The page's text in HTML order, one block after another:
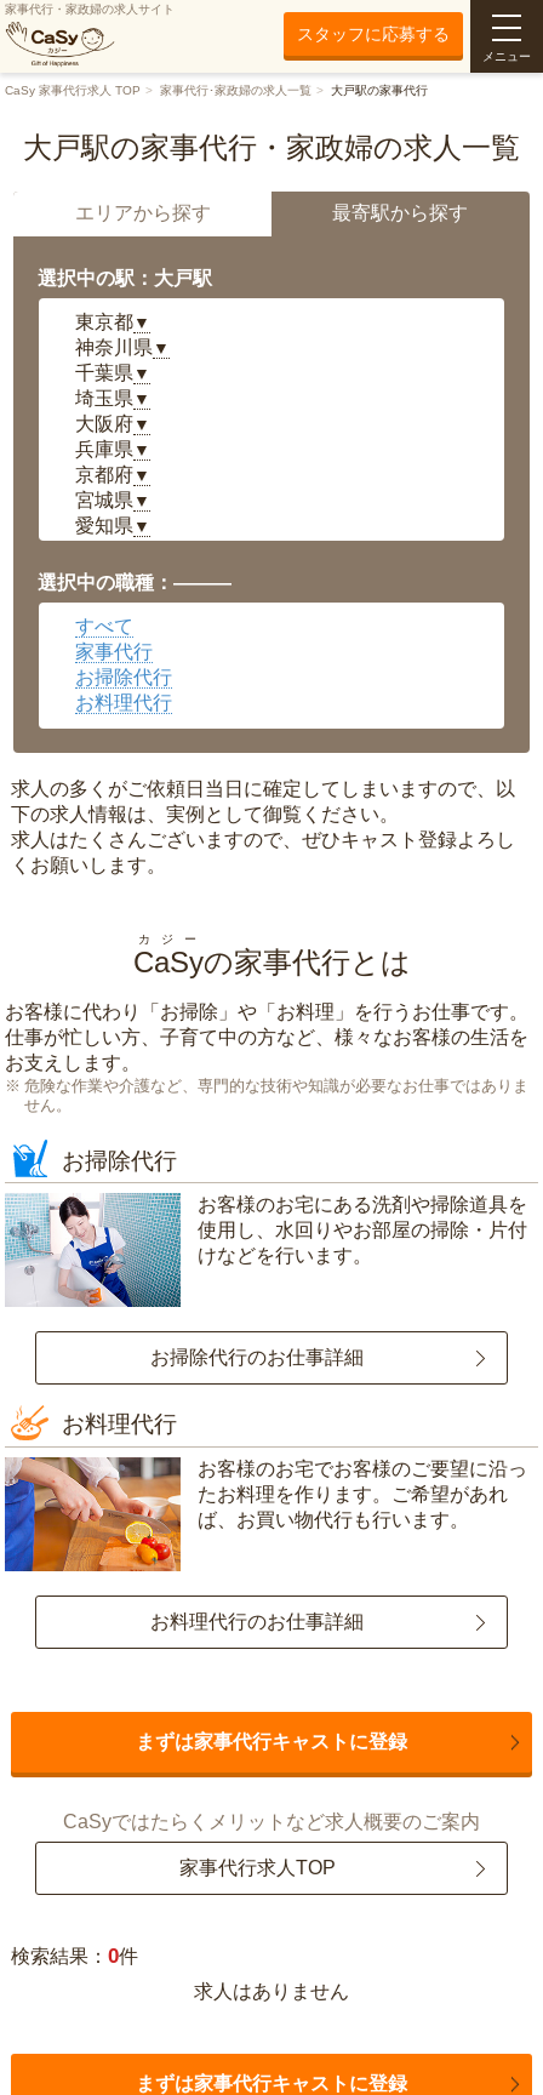
家事代行・家政婦の求人サイト
スタッフに応募する
メニュー
CaSy 家事代行求人 TOP 家事代行･家政婦の求人一覧 大戸駅の家事代行
大戸駅の家事代行・家政婦の求人一覧
エリアから探す 最寄駅から探す
選択中の駅：大戸駅
東京都▼
神奈川県 ▼
千葉県 ▼
埼玉県 ▼
大阪府▼
兵庫県 ▼
京都府▼
宮城県 ▼
愛知県 ▼
岡山県▼
広島県▼
沖縄県
選択中の職種：———
すべて
家事代行
お掃除代行
お料理代行
求人の多くがご依頼日当日に確定してしまいますので、以
下の求人情報は、実例として御覧ください。
求人はたくさんございますので、ぜひキャスト登録よろし
くお願いします。
CaSy
カジー
の家事代行とは
お客様に代わり「 お掃除 」や「 お料理 」を行うお仕事です。
仕事が忙しい方、子育て中の方など、様々なお客様の生活を
お支えします。
危険な作業や介護など、専門的な技術や知識が必要なお仕事ではありま
せん。
お掃除代行
お客様のお宅にある洗剤や掃除道具を
使用し、水回りやお部屋の掃除・片付
けなどを行います。
お掃除代行のお仕事詳細
お料理代行
お客様のお宅でお客様のご要望に沿っ
たお料理を作ります。ご希望があれ
ば、お買い物代行も行います。
お料理代行のお仕事詳細
まずは家事代行キャストに登録
CaSyではたらくメリットなど求人概要のご案内
家事代行求人TOP
検索結果： 0件
求人はありません
まずは家事代行キャストに登録